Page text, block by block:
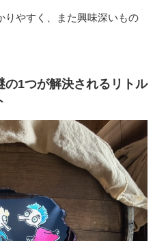
りやすく、また興味深いもの
の1つが解決されるリトル